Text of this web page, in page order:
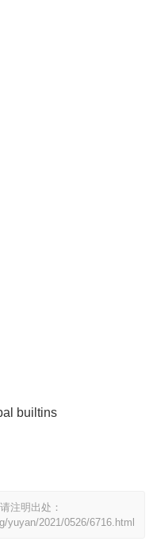
builtins
注明出处：
yuyan/2021/0526/6716.html